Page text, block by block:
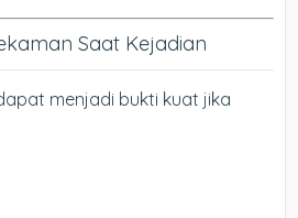
Saat Kejadian
menjadi bukti kuat jika